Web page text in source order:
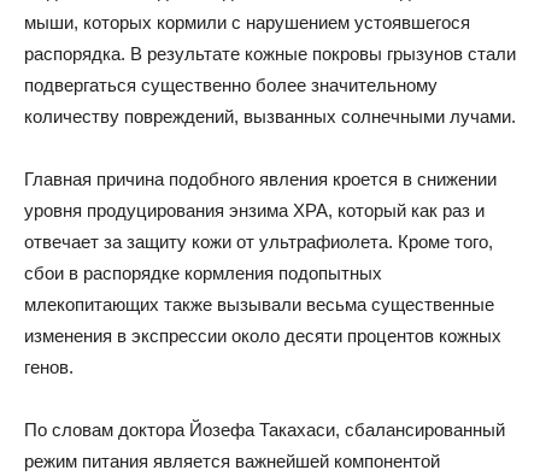
мыши, которых кормили с нарушением устоявшегося
распорядка. В результате кожные покровы грызунов стали
подвергаться существенно более значительному
количеству повреждений, вызванных солнечными лучами.
Главная причина подобного явления кроется в снижении
уровня продуцирования энзима XPA, который как раз и
отвечает за защиту кожи от ультрафиолета. Кроме того,
сбои в распорядке кормления подопытных
млекопитающих также вызывали весьма существенные
изменения в экспрессии около десяти процентов кожных
генов.
По словам доктора Йозефа Такахаси, сбалансированный
режим питания является важнейшей компонентой